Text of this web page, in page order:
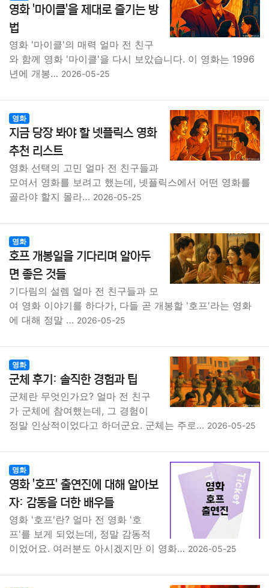
영화 '마이클'을 제대로 즐기는 방
법
영화 '마이클'의 매력 얼마 전 친구
와 함께 영화 '마이클'을 다시 보았습니다. 이 영화는 1996
년에 개봉… 2026-05-25
영화
지금 당장 봐야 할 넷플릭스 영화
추천 리스트
영화 선택의 고민 얼마 전 친구들과
모여서 영화를 보려고 했는데, 넷플릭스에서 어떤 영화를
골라야 할지 몰라… 2026-05-25
영화
호프 개봉일을 기다리며 알아두
면 좋은 것들
기다림의 설렘 얼마 전 친구들과 모
여 영화 이야기를 하다가, 다들 곧 개봉할 '호프'라는 영화
에 대해 정말 … 2026-05-25
영화
군체 후기: 솔직한 경험과 팁
군체란 무엇인가요? 얼마 전 친구
가 군체에 참여했는데, 그 경험이
정말 인상적이었다고 하더군요. 군체는 주로… 2026-05-25
영화
영화 '호프' 출연진에 대해 알아보
자: 감동을 더한 배우들
영화 '호프'란? 얼마 전 영화 '호
프'를 보게 되었는데, 정말 감동적
이었어요. 여러분도 아시겠지만 이 영화… 2026-05-25